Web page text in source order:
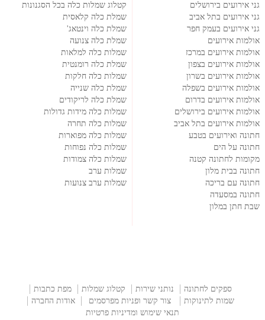
גני אירועים בירושלים
גני אירועים בתל אביב
גני אירועים בעמק חפר
אולמות אירועים
אולמות אירועים במרכז
אולמות אירועים בצפון
אולמות אירועים בשרון
אולמות אירועים בשפלה
אולמות אירועים בדרום
אולמות אירועים בירושלים
אולמות אירועים בתל אביב
חתונה ואירועים בטבע
חתונה על הים
מקומות לחתונה קטנה
חתונה בבית מלון
חתונה עם בריכה
חתונה במסעדה
שבת חתן במלון
קטלוג שמלות כלה בכל הסגנונות
שמלת כלה קלאסית
שמלת כלה וינטאג'
שמלת כלה צנועה
שמלות כלה למלאות
שמלת כלה רומנטית
שמלות כלה חלקות
שמלת כלה שנייה
שמלת כלה לריקודים
שמלות כלה מידות גדולות
שמלות כלה תחרה
שמלות כלה מפוארות
שמלות כלה נפוחות
שמלות כלה צמודות
שמלות ערב
שמלות ערב צנועות
ספקים לחתונה נותני שירות קטלוג שמלות
מפת כתבות
שמות לתינוקות
צור קשר ופניות מפרסמים
אודות החברה
תנאי שימוש ומדיניות פרטיות